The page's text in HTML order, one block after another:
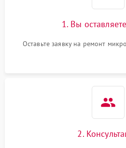
1. Вы
Оставьте заявку на ремонт
2.